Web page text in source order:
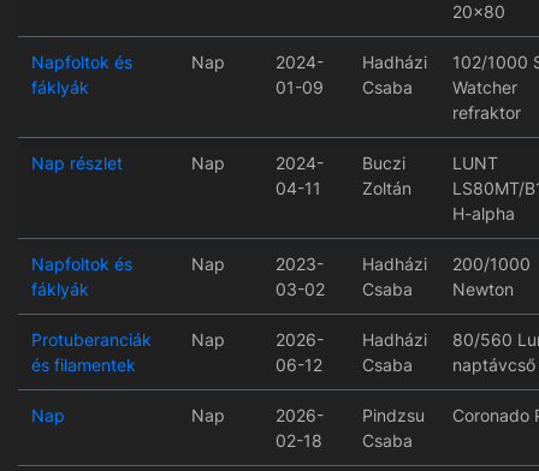
20x80
Napfoltok és
fáklyák
Nap
2024-
01-09
Hadházi
Csaba
102/1000
Watcher
refraktor
Nap részlet Nap
2024-
04-11
Buczi
Zoltán
LUNT
LS80MT/
H-alpha
Napfoltok és
fáklyák
Nap
2023-
03-02
Hadházi
Csaba
200/1000
Newton
Protuberanciák
és filamentek
Nap
2026-
06-12
Hadházi
Csaba
80/560
naptávcső
Nap Nap
2026-
02-18
Pindzsu
Csaba
Coronado